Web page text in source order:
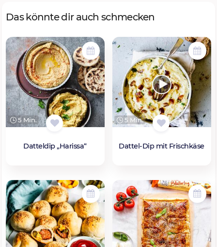
Das könnte dir auch schmecken
5 Min.
Datteldip „Harissa“
5 Min.
Dattel-Dip mit Frischkäse